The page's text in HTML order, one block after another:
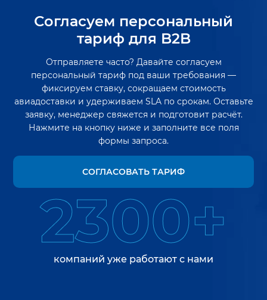
Согласуем персональный
тариф для B2B
Отправляете часто? Давайте согласуем
персональный тариф под ваши требования —
фиксируем ставку, сокращаем стоимость
авиадоставки и удерживаем SLA по срокам. Оставьте
заявку, менеджер свяжется и подготовит расчёт.
Нажмите на кнопку ниже и заполните все поля
формы запроса.
СОГЛАСОВАТЬ ТАРИФ
2300+
компаний уже работают с нами